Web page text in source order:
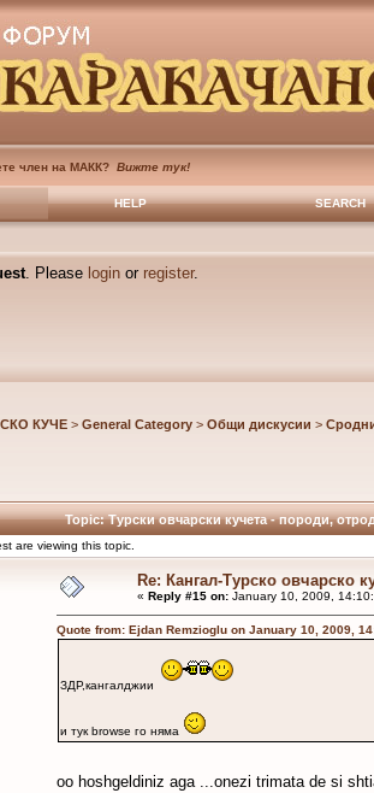
член на МАКК? Вижте тук!
HELP SEARCH
. Please loginor register.
КУЧЕ> General Category> Общи дискусии >
Topic: Турски овчарски кучета - породи,
are viewing this topic.
Re: Кангал-Турско овчарско
« Reply #15 on:January 10, 2009,
Quote from: Ejdan Remzioglu on January 10, 2009,
ЗДР,кангалджии
и тук browse го няма
oo hoshgeldiniz aga ...onezi trimata de si